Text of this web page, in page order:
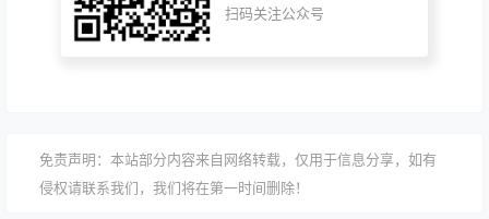
扫码关注公众号
免责声明：本站部分内容来自网络转载，仅用于信息分享，如有
侵权请联系我们，我们将在第一时间删除！